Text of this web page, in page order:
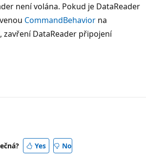
není volána. Pokud je DataReader
CommandBehavior na
, zavření DataReader připojení
Yes No